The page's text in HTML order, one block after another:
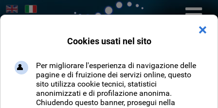
Seleziona la tua lingua
CERCA
Home NEWS
Archivio Eventi
Festival della Scienza 2011